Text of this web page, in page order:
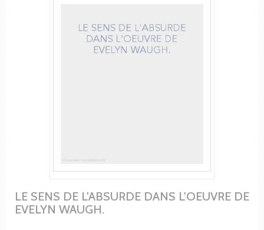
LE SENS DE L'ABSURDE DANS L'OEUVRE DE
EVELYN WAUGH.